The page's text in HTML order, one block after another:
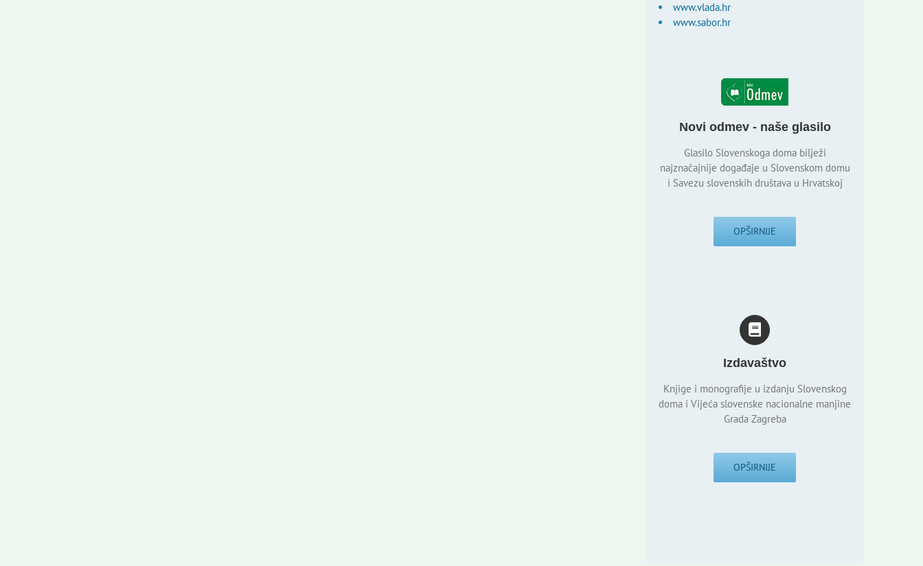
www.vlada.hr
www.sabor.hr
Novi odmev - naše glasilo
Glasilo Slovenskoga doma bilježi
najznačajnije događaje u Slovenskom domu
i Savezu slovenskih društava u Hrvatskoj
OPŠIRNIJE
Izdavaštvo
Knjige i monografije u izdanju Slovenskog
doma i Vijeća slovenske nacionalne manjine
Grada Zagreba
OPŠIRNIJE